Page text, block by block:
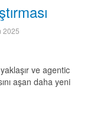
2025
ve agentic
aşan daha yeni